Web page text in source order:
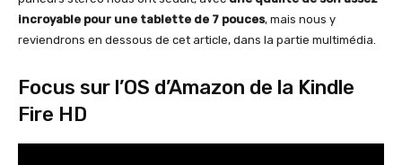
incroyable pour une tablette de 7 pouces, mais nous y
reviendrons en dessous de cet article, dans la partie multimédia.
Focus sur l’OS d’Amazon de la Kindle
Fire HD